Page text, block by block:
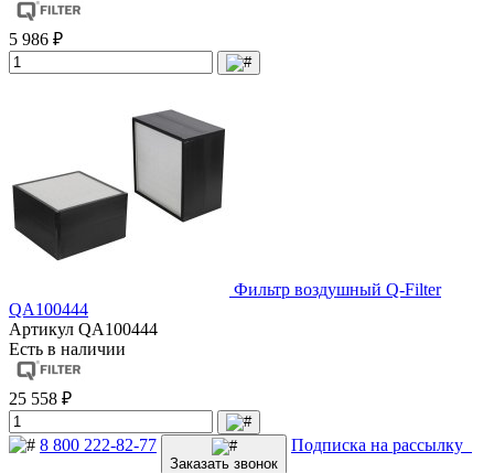
5 986 ₽
Фильтр воздушный Q-Filter
QA100444
Артикул QA100444
Есть в наличии
25 558 ₽
8 800 222-82-77
Заказать звонок
Подписка на рассылку